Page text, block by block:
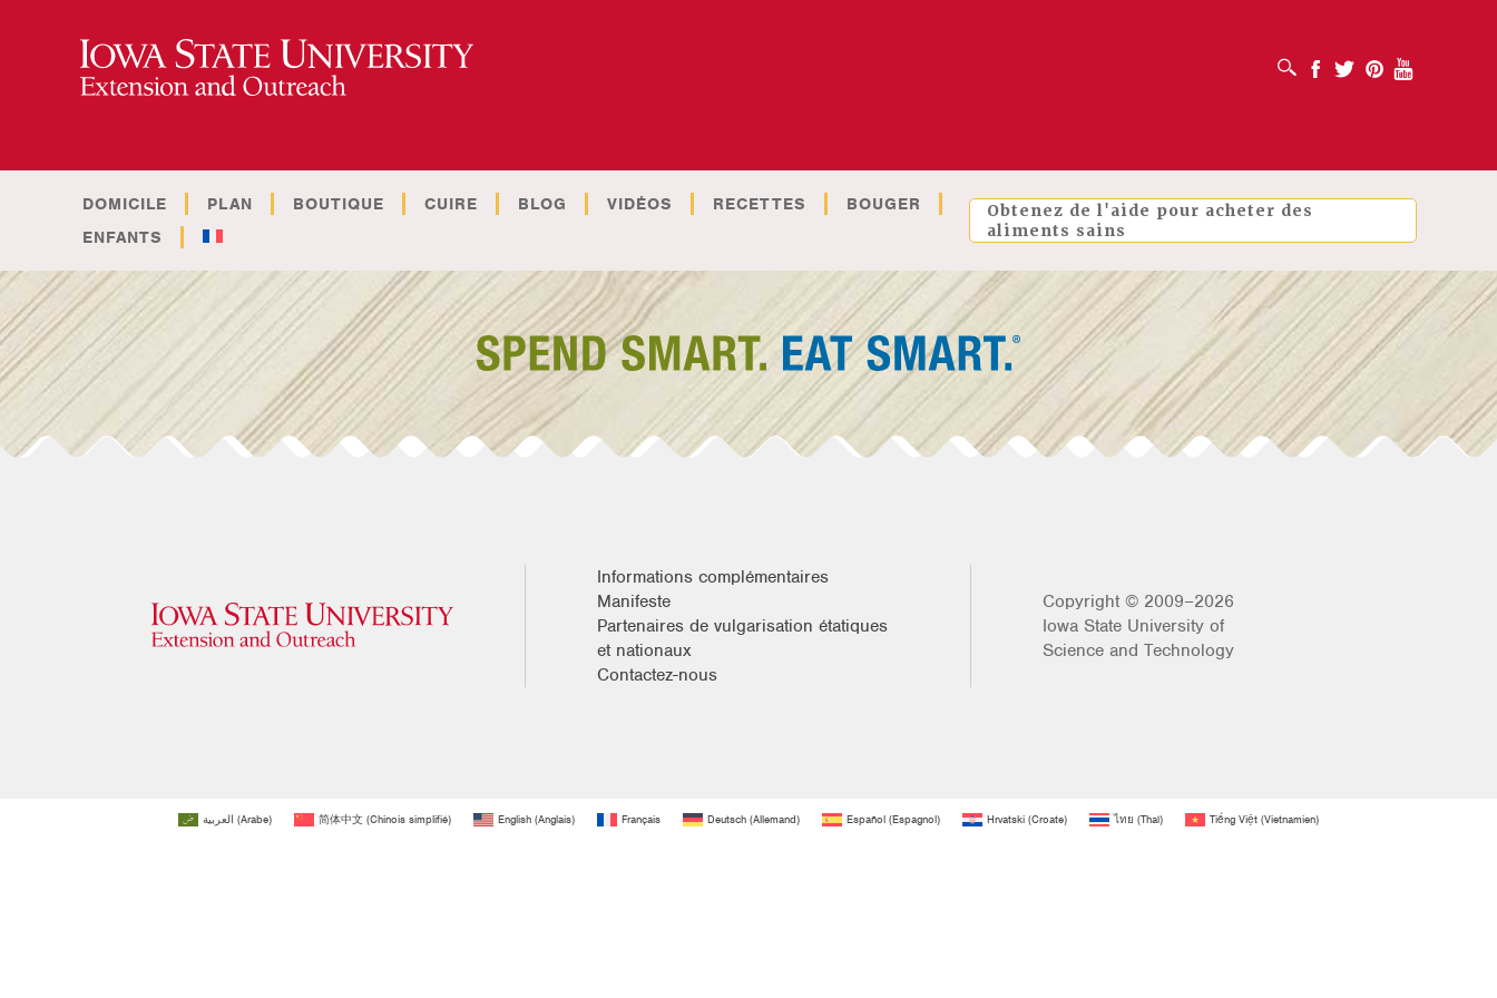
OUVRIR LA BOÎTE DE RECHERCHE
Facebook
Twitter PinterestYoutube
DOMICILE PLAN BOUTIQUE CUIRE BLOG VIDÉOS RECETTES
BOUGER
ENFANTS
Obtenez de l'aide pour acheter des
aliments sains
Informations complémentaires
Manifeste
Partenaires de vulgarisation étatiques
et nationaux
Contactez-nous
Copyright © 2009–2026
Iowa State University of
Science and Technology
العربية (Arabe) 简体中文 (Chinois simplifié) English (Anglais) Français Deutsch (Allemand) Español (Espagnol) Hrvatski (Croate) ไทย (Thaï) Tiếng Việt (Vietnamien)